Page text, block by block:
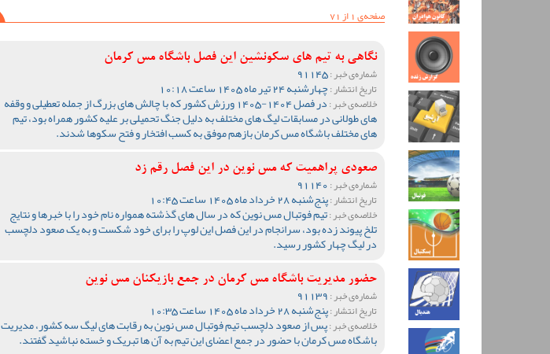
صفحه‌ی 1 از 71
نگاهی به تیم های سکونشین این فصل باشگاه مس کرمان
شماره‌ی خبر :91145
تاریخ انتشار :چهارشنبه 24 تیر ماه 1405 ساعت 10:18
خلاصه‌ی خبر : در فصل 1404-1405 ورزش کشور که با چالش های بزرگ از جمله تعطیلی و وقفه
های طولانی در مسابقات لیگ های مختلف به دلیل جنگ تحمیلی بر علیه کشور همراه بود، تیم
های مختلف باشگاه مس کرمان بازهم موفق به کسب افتخار و فتح سکوها شدند.
صعودی پراهمیت که مس نوین در این فصل رقم زد
شماره‌ی خبر :
تاریخ انتشار :پنج‌شنبه 28 خرداد ماه 1405 ساعت 10:45
خلاصه‌ی خبر :تیم فوتبال مس نوین که در سال های گذشته همواره نام خود را با خبرها و نتایج
تلخ پیوند زده بود، سرانجام در این فصل این لوپ را برای خود شکست و به یک صعود دلچسب
در لیگ چهار کشور رسید.
حضور مدیریت باشگاه مس کرمان در جمع بازیکنان مس نوین
شماره‌ی خبر :
تاریخ انتشار :پنج‌شنبه 28 خرداد ماه 1405 ساعت 10:35
خلاصه‌ی خبر :پس از صعود دلچسب تیم فوتبال مس نوین به رقابت های لیگ سه کشور، مدیریت
باشگاه مس کرمان با حضور در جمع اعضای این تیم به آن ها تبریک و خسته نباشید گفتند.